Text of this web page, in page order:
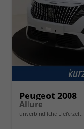
Peugeot 2008
Allure
unverbindliche Lieferzeit: